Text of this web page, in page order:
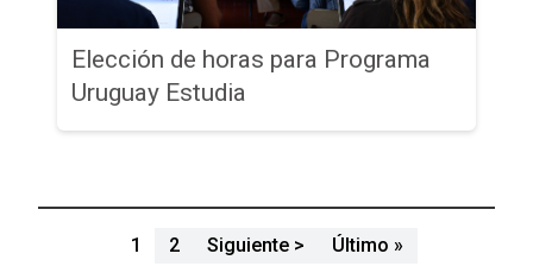
Elección de horas para Programa
Uruguay Estudia
Paginación
1 2 Siguiente >Siguiente página
Último »Última página